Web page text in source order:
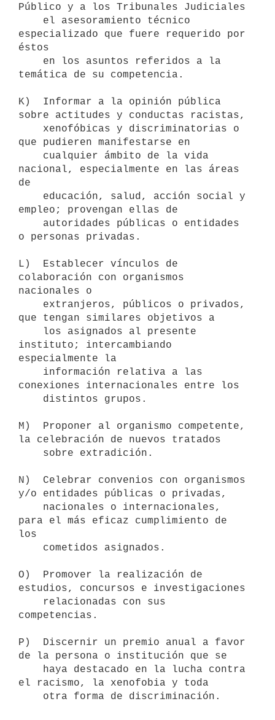
Público y a los Tribunales Judiciales
especializado que fuere requerido por
éstos
temática de su competencia.
K)  Informar a la opinión pública
sobre actitudes y conductas racistas,
que pudieren manifestarse en
nacional, especialmente en las áreas
de
empleo; provengan ellas de
o personas privadas.
L)  Establecer vínculos de
colaboración con organismos
nacionales o
que tengan similares objetivos a
instituto; intercambiando
especialmente la
conexiones internacionales entre los
M)  Proponer al organismo competente,
la celebración de nuevos tratados
N)  Celebrar convenios con organismos
y/o entidades públicas o privadas,
para el más eficaz cumplimiento de
los
O)  Promover la realización de
estudios, concursos e investigaciones
competencias.
P)  Discernir un premio anual a favor
de la persona o institución que se
el racismo, la xenofobia y toda
    otra forma de discriminación.